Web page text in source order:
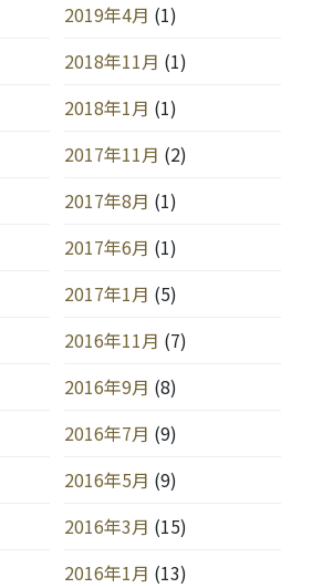
2019年4月 (1)
2018年11月 (1)
2018年1月 (1)
2017年11月 (2)
2017年8月 (1)
2017年6月 (1)
2017年1月 (5)
2016年11月 (7)
2016年9月 (8)
2016年7月 (9)
2016年5月 (9)
2016年3月 (15)
2016年1月 (13)